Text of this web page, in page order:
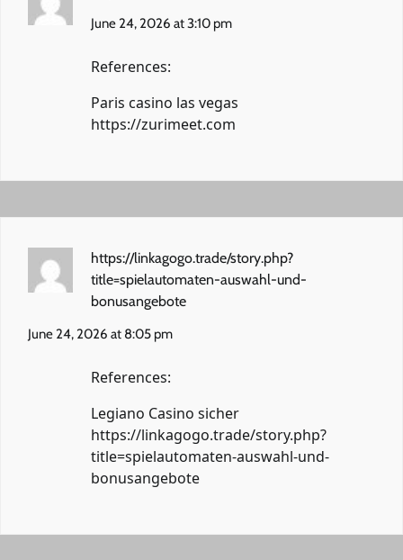
June 24, 2026 at 3:10 pm
References:
Paris casino las vegas
https://zurimeet.com
https://linkagogo.trade/story.php?
title=spielautomaten-auswahl-und-
bonusangebote
June 24, 2026 at 8:05 pm
References:
Legiano Casino sicher
https://linkagogo.trade/story.php?
title=spielautomaten-auswahl-und-
bonusangebote